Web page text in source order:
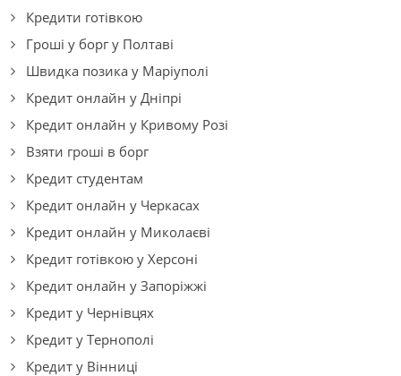
Кредити готівкою
Гроші у борг у Полтаві
Швидка позика у Маріуполі
Кредит онлайн у Дніпрі
Кредит онлайн у Кривому Розі
Взяти гроші в борг
Кредит студентам
Кредит онлайн у Черкасах
Кредит онлайн у Миколаєві
Кредит готівкою у Херсоні
Кредит онлайн у Запоріжжі
Кредит у Чернівцях
Кредит у Тернополі
Кредит у Вінниці